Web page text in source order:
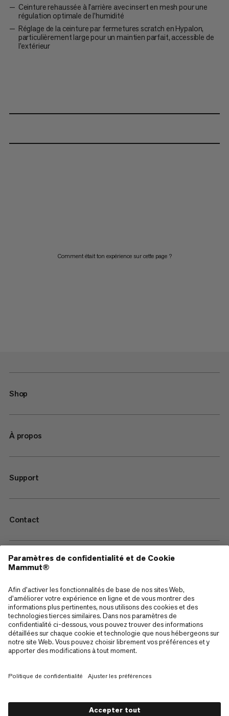
Ceinture rehaussée à l’arrière avec insert en mesh pour une
régulation optimale de l’humidité
Réglage de la ceinture par fermetures scratch en Hypalon,
particulièrement large pour un maintien parfait, accessible de
l’extérieur
Comment était ton expérience sur cette page ?
Shop
À propos
Support
Contact
—
Sitemap
Cookies
Mentions Légales
Politique de confidentialité des données